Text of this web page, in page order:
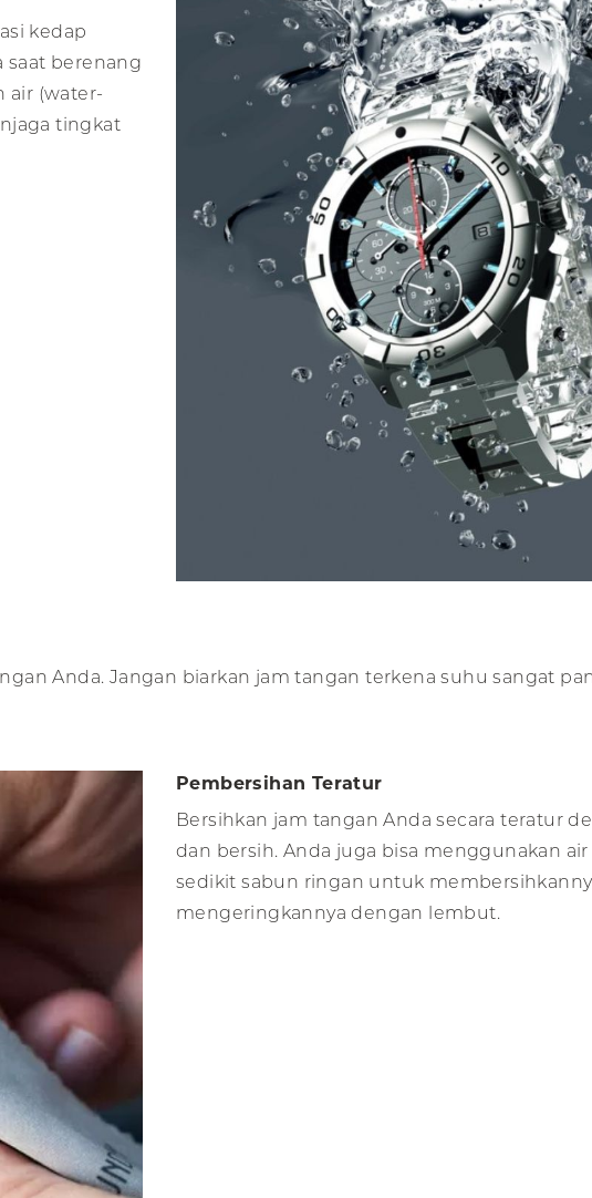
kedap
saat berenang
air (water-
tingkat
Anda. Jangan biarkan jam tangan terkena suhu sangat
Pembersihan Teratur
Bersihkan jam tangan Anda secara teratur
dan bersih. Anda juga bisa menggunakan
sedikit sabun ringan untuk
mengeringkannya dengan lembut.